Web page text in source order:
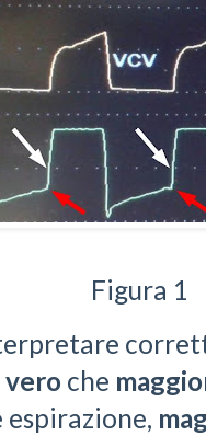
Figura 1
vero che
espirazione,